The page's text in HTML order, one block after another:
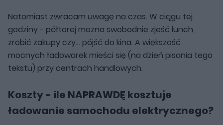
Natomiast zwracam uwagę na czas. W ciągu tej
godziny - półtorej można swobodnie zjeść lunch,
zrobić zakupy czy… pójść do kina. A większość
mocnych ładowarek mieści się (na dzień pisania tego
tekstu) przy centrach handlowych.
Koszty - ile NAPRAWDĘ kosztuje
ładowanie samochodu elektrycznego?